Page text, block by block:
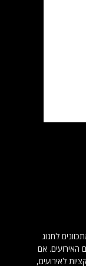
המתכוונים לחגוג
האירועים. אם
לאירועים,